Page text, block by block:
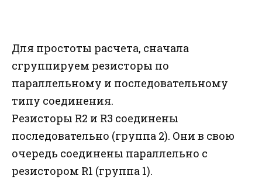
Для простоты расчета, сначала
сгруппируем резисторы по
параллельному и последовательному
типу соединения.
Резисторы R2 и R3 соединены
последовательно (группа 2). Они в свою
очередь соединены параллельно с
резистором R1 (группа 1).